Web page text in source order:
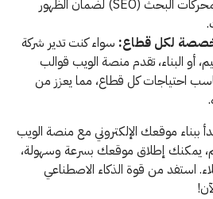
تحسينات مستمرة لمحركات البحث (SEO) لضمان الظهور
لكل قطاع: سواء كنت تدير شركة
أو البناء، تقدم منصة الويب قوالب
احتياجات كل قطاع، مما يعزز من
ببناء موقعك الإلكتروني مع منصة الويب
يمكنك إطلاق موقعك بسرعة وسهولة،
استفد من قوة الذكاء الاصطناعي